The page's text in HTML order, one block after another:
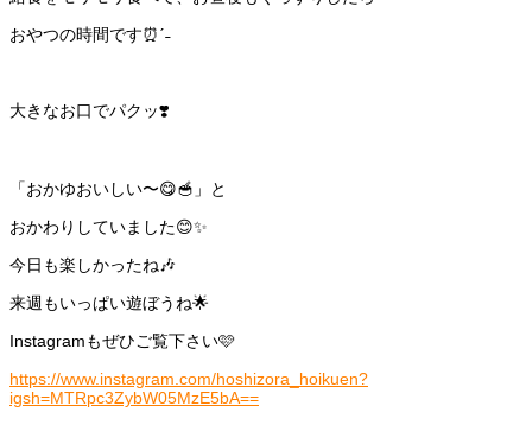
おやつの時間です⏰ˊ˗
大きなお口でパクッ❣️
「おかゆおいしい〜😋🥣」と
おかわりしていました😊✨
今日も楽しかったね🎶
来週もいっぱい遊ぼうね🌟
Instagramもぜひご覧下さい🩷
https://www.instagram.com/hoshizora_hoikuen?
igsh=MTRpc3ZybW05MzE5bA==